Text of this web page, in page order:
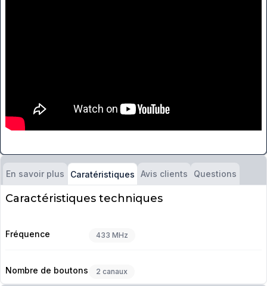
En savoir plus Caratéristiques Avis clients Questions
Caractéristiques techniques
Fréquence 433 MHz
Nombre de boutons 2 canaux